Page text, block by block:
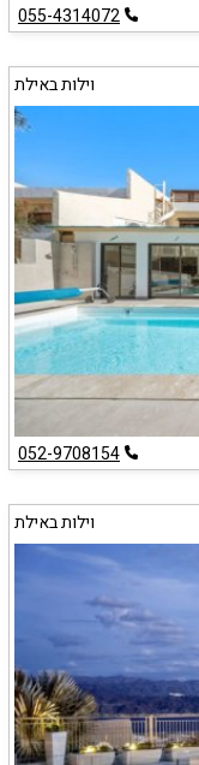
055-4314072
וילות באילת
052-9708154
וילות באילת